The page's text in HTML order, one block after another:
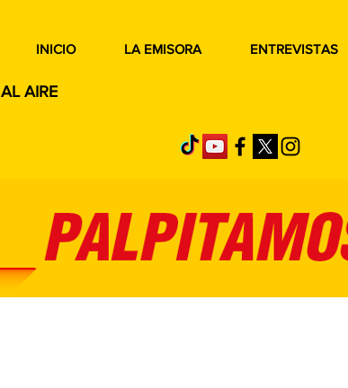
AL AIRE
INICIO LA EMISORA ENTREVISTAS